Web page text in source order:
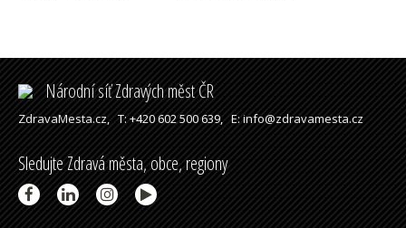
Národní síť Zdravých měst ČR
ZdravaMesta.cz,T: +420 602 500 639,E: info@zdravamesta.cz
Sledujte Zdravá města, obce, regiony